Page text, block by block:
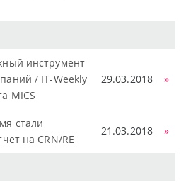
инструмент
/ IT-Weekly
MICS
29.03.2018 »
стали
на CRN/RE
21.03.2018 »